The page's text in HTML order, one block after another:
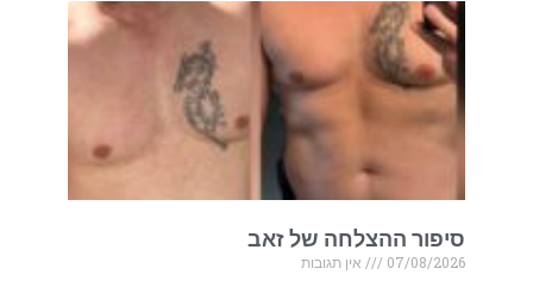
סיפור ההצלחה של זאב
07/08/2026
אין תגובות